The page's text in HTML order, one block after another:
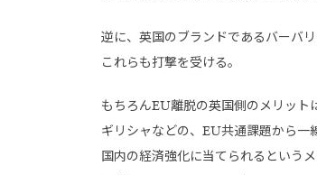
逆に、英国のブランドであるバーバ
これらも打撃を受ける。
もちろんEU離脱の英国側のメリット
ギリシャなどの、EU共通課題から一
国内の経済強化に当てられるという